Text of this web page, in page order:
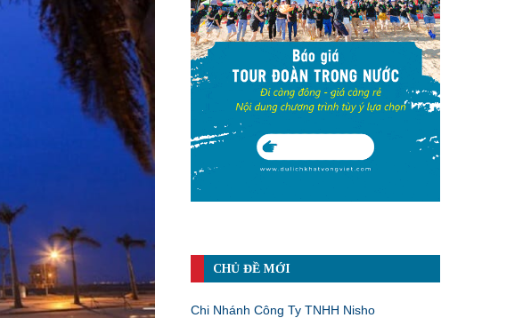
CHỦ ĐỀ MỚI
Chi Nhánh Công Ty TNHH Nisho